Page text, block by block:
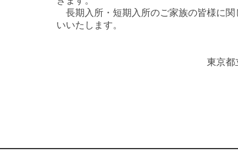
長期入所・短期入所のご家族の皆様に関
いいたします。
2020年3
東京都立東部療育